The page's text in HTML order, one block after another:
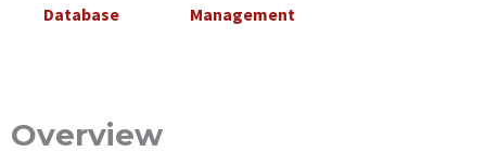
Database
Management
Overview